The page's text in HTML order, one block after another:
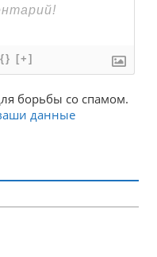
{} [+]
борьбы со спамом.
данные